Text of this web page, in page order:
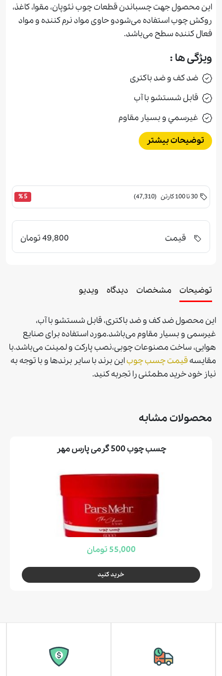
اين محصول جهت چسباندن قطعات چوب نئوپان، مقوا، کاغذ،
روکش چوب استفاده می‌شودو حاوی مواد نرم کننده و مواد
فعال کننده سطح می‌باشد.
ویژگی ها :
ضد کف و ضد باکتری
قابل شستشو با آب
غيرسمي و بسيار مقاوم
توضیحات بیشتر
30 تا 100 کارتن (47,310) 5 %
قیمت 49,800 تومان
توضیحات مشخصات دیدگاه ویدیو
اين محصول ضد کف و ضد باکتری، قابل شستشو با آب،
غيرسمی و بسيار مقاوم می‌باشد.مورد استفاده برای صنايع
هوايی، ساخت مصنوعات چوبی،نصب پاركت و لمينت می‌باشد.با
مقايسهقيمت چسب چوباين برند با ساير برندها و با توجه به
نياز خود خريد مطمئنی را تجربه كنيد.
محصولات مشابه
چسب چوب 500 گرمی پارس مهر
55,000 تومان
خرید کنید